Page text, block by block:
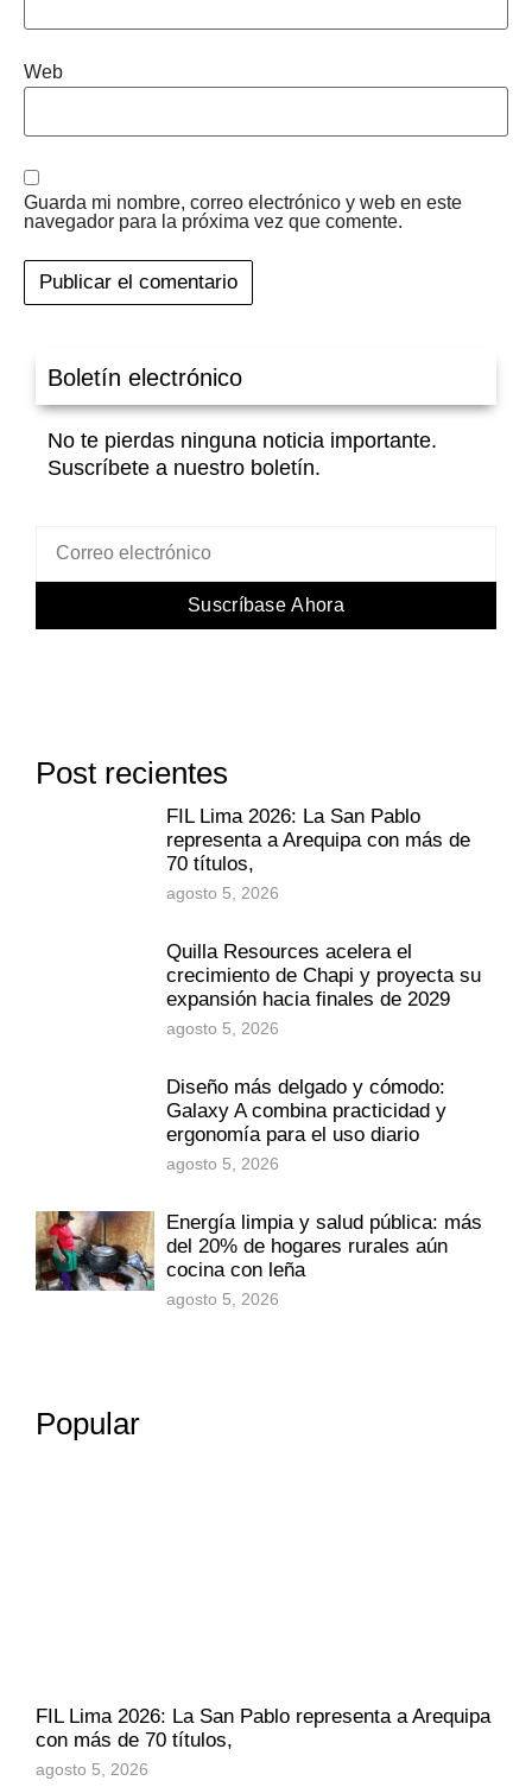
Web
Guarda mi nombre, correo electrónico y web en este
navegador para la próxima vez que comente.
Boletín electrónico
No te pierdas ninguna noticia importante.
Suscríbete a nuestro boletín.
Suscríbase Ahora
Post recientes
FIL Lima 2026: La San Pablo
representa a Arequipa con más de
70 títulos,
agosto 5, 2026
Quilla Resources acelera el
crecimiento de Chapi y proyecta su
expansión hacia finales de 2029
agosto 5, 2026
Diseño más delgado y cómodo:
Galaxy A combina practicidad y
ergonomía para el uso diario
agosto 5, 2026
Energía limpia y salud pública: más
del 20% de hogares rurales aún
cocina con leña
agosto 5, 2026
Popular
FIL Lima 2026: La San Pablo representa a Arequipa
con más de 70 títulos,
agosto 5, 2026